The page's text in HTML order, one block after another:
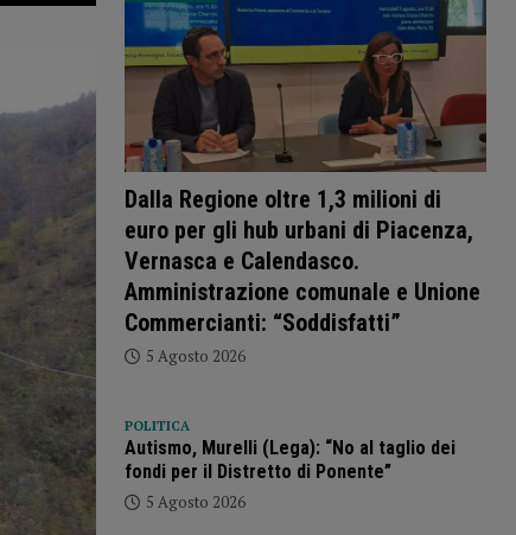
Dalla Regione oltre 1,3 milioni di
euro per gli hub urbani di Piacenza,
Vernasca e Calendasco.
Amministrazione comunale e Unione
Commercianti: “Soddisfatti”
5 Agosto 2026
POLITICA
Autismo, Murelli (Lega): “No al taglio dei
fondi per il Distretto di Ponente”
5 Agosto 2026